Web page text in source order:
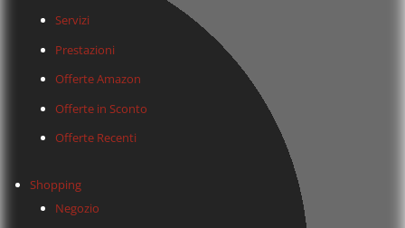
Servizi
Prestazioni
Offerte Amazon
Offerte in Sconto
Offerte Recenti
Shopping
Negozio